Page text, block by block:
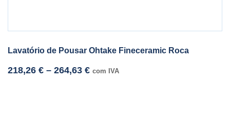
Lavatório de Pousar Ohtake Fineceramic Roca
218,26 € – 264,63 € com IVA